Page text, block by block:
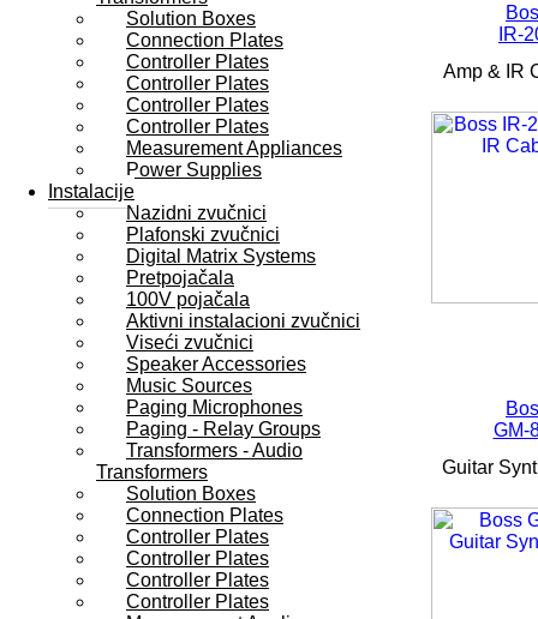
Solution Boxes
Connection Plates
Controller Plates
Controller Plates
Controller Plates
Controller Plates
Measurement Appliances
Power Supplies
Instalacije
Nazidni zvučnici
Plafonski zvučnici
Digital Matrix Systems
Pretpojačala
100V pojačala
Aktivni instalacioni zvučnici
Viseći zvučnici
Speaker Accessories
Music Sources
Paging Microphones
Paging - Relay Groups
Transformers - Audio
Transformers
Solution Boxes
Connection Plates
Controller Plates
Controller Plates
Controller Plates
Controller Plates
IR-
Amp & IR
GM-
Guitar